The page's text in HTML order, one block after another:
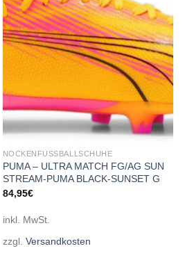
NOCKENFUSSBALLSCHUHE
PUMA – ULTRA MATCH FG/AG SUN
STREAM-PUMA BLACK-SUNSET G
84,95€
inkl. MwSt.
zzgl. Versandkosten